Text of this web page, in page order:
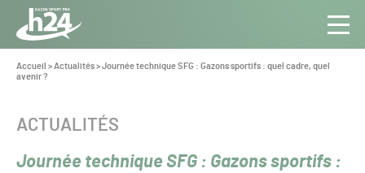
Panneau de gestion des cookies
Aller au contenu
Toute
l’info
du Gazon
Vous
êtes
Accueil >Actualités>Journée technique SFG : Gazons sportifs : quel cadre, quel
avenir ?
Journée technique SFG : Gazons sportifs :
CATÉGORIE :
ACTUALITÉS